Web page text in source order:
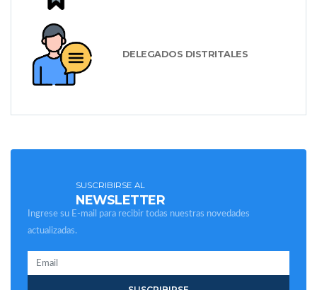
DELEGADOS DISTRITALES
SUSCRIBIRSE AL
NEWSLETTER
Ingrese su E-mail para recibir todas nuestras novedades
actualizadas.